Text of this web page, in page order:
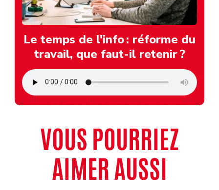
Le temps de l'info : réforme du
travail, que faut-il retenir ?
VOUS POURRIEZ
AIMER AUSSI